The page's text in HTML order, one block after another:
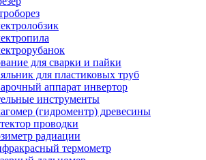
для сварки и пайки
для пластиковых труб
аппарат инвертор
инструменты
(гидроментр) древесины
проводки
радиации
термометр